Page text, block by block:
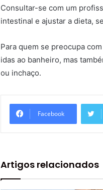
Consultar-se com um
intestinal e ajustar a dieta,
Para quem se preocupa
idas ao banheiro, mas
ou inchaço.
Facebook
Artigos relacionados